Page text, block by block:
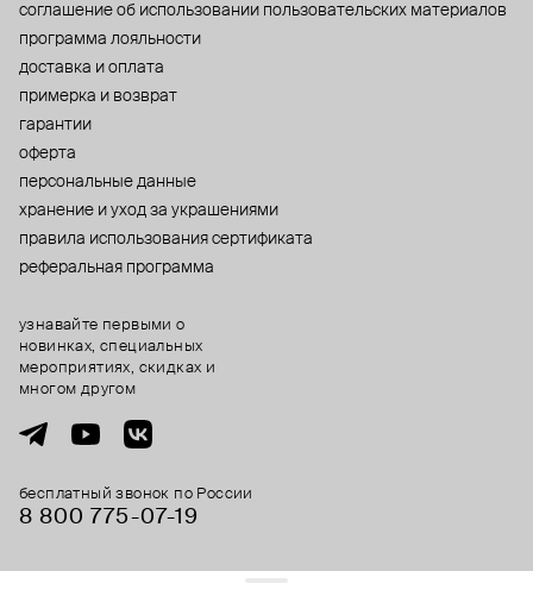
cоглашение об использовании пользовательских материалов
программа лояльности
доставка и оплата
примерка и возврат
гарантии
оферта
персональные данные
хранение и уход за украшениями
правила использования сертификата
реферальная программа
бесплатный звонок по России
8 800 775⁠-07⁠-19
узнавайте первыми о
новинках, специальных
мероприятиях, скидках и
многом другом